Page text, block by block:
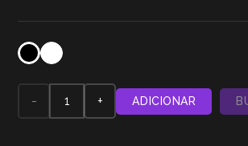
Quantidade ADICIONAR